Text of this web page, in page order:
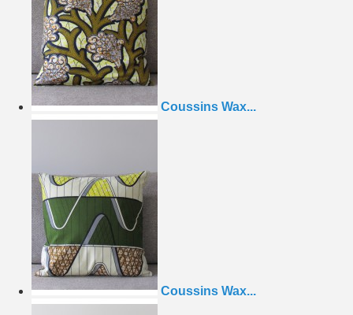
Coussins Wax...
Coussins Wax...